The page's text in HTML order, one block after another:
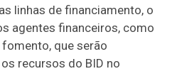
linhas de financiamento, o
agentes financeiros, como
que serão
recursos do BID no